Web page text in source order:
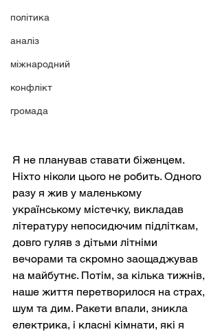
політика
аналіз
міжнародний
конфлікт
громада
Я не планував ставати біженцем.
Ніхто ніколи цього не робить. Одного
разу я жив у маленькому
українському містечку, викладав
літературу непосидючим підліткам,
довго гуляв з дітьми літніми
вечорами та скромно заощаджував
на майбутнє. Потім, за кілька тижнів,
наше життя перетворилося на страх,
шум та дим. Ракети впали, зникла
електрика, і класні кімнати, які я